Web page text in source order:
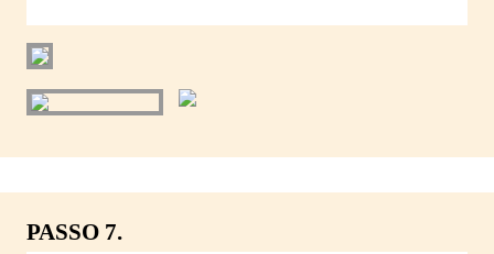
PASSO 7.